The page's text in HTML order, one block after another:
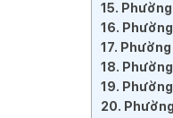
Phường